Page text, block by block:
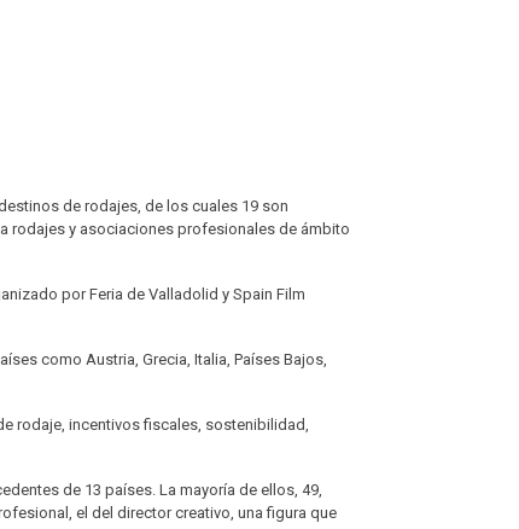
de rodajes, de los cuales 19 son
rodajes y asociaciones profesionales de ámbito
por Feria de Valladolid y Spain Film
como Austria, Grecia, Italia, Países Bajos,
rodaje, incentivos fiscales, sostenibilidad,
de 13 países. La mayoría de ellos, 49,
el del director creativo, una figura que